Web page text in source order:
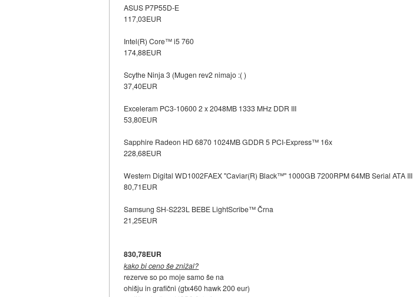
ASUS P7P55D-E
117,03EUR
Intel(R) Core™ i5 760
174,88EUR
Scythe Ninja 3 (Mugen rev2 nimajo :( )
37,40EUR
Exceleram PC3-10600 2 x 2048MB 1333 MHz DDR III
53,80EUR
Sapphire Radeon HD 6870 1024MB GDDR 5 PCI-Express™ 16x
228,68EUR
Western Digital WD1002FAEX "Caviar(R) Black™" 1000GB 7200RPM 64MB Serial ATA III
80,71EUR
Samsung SH-S223L BEBE LightScribe™ Črna
21,25EUR
830,78EUR
kako bi ceno še znižal?
rezerve so po moje samo še na
ohišju in grafični (gtx460 hawk 200 eur)